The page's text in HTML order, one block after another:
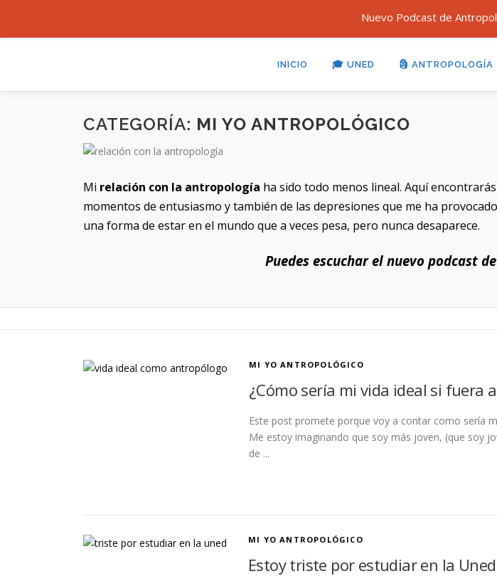
INICIO 🎓 UNED 🗿 ANTROPOLOGÍA
CATEGORÍA: MI YO ANTROPOLÓGICO
Mi relación con la antropología ha sido todo menos lineal. Aquí
momentos de entusiasmo y también de las depresiones que me ha
una forma de estar en el mundo que a veces pesa, pero nunca desaparece.
Puedes escuchar el nuevo podcast
MI YO ANTROPOLÓGICO
¿Cómo sería mi vida ideal si fuera
Este post promete porque voy a contar como sería
Me estoy imaginando que soy más joven, (que soy
de ...
MI YO ANTROPOLÓGICO
Estoy triste por estudiar en la
Nuevo Podcast de